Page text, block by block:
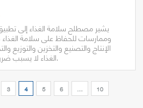
يشير مصطلح سلامة الغذاء إلى
وممارسات للحفاظ على سلامة
الإنتاج والتصنيع والتخزين والتوزيع
الغذاء لا يسبب ضرراً للإنسان المستهلك.
3 4 5 6 …
10